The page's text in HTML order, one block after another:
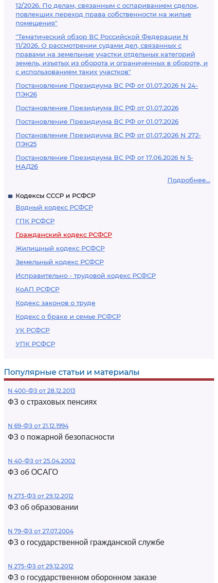
12/2026. По делам, связанным с оспариванием сделок,
повлекших переход права собственности на жилые
помещения"
"Тематический обзор ВС Российской Федерации N
11/2026. О рассмотрении судами дел, связанных с
правами на земельные участки отдельных категорий
земель, изъятых из оборота и ограниченных в обороте, и
с использованием таких участков"
Постановление Президиума ВС РФ от 01.07.2026 N 24-
ПЭК26
Постановление Президиума ВС РФ от 01.07.2026
Постановление Президиума ВС РФ от 01.07.2026
Постановление Президиума ВС РФ от 01.07.2026 N 272-
ПЭК25
Постановление Президиума ВС РФ от 17.06.2026 N 5-
НАД26
Подробнее...
Кодексы СССР и РСФСР
Водный кодекс РСФСР
ГПК РСФСР
Гражданский кодекс РСФСР
Жилищный кодекс РСФСР
Земельный кодекс РСФСР
Исправительно - трудовой кодекс РСФСР
КоАП РСФСР
Кодекс законов о труде
Кодекс о браке и семье РСФСР
УК РСФСР
УПК РСФСР
Популярные статьи и материалы
N 400-ФЗ от 28.12.2013
ФЗ о страховых пенсиях
N 69-ФЗ от 21.12.1994
ФЗ о пожарной безопасности
N 40-ФЗ от 25.04.2002
ФЗ об ОСАГО
N 273-ФЗ от 29.12.2012
ФЗ об образовании
N 79-ФЗ от 27.07.2004
ФЗ о государственной гражданской службе
N 275-ФЗ от 29.12.2012
ФЗ о государственном оборонном заказе